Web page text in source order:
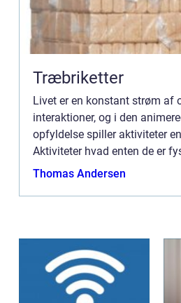
Træbriketter
Livet er en konstant strøm af
interaktioner, og i den
opfyldelse spiller aktiviteter
Aktiviteter hvad enten de er
sociale eller kreative har
Thomas Andersen